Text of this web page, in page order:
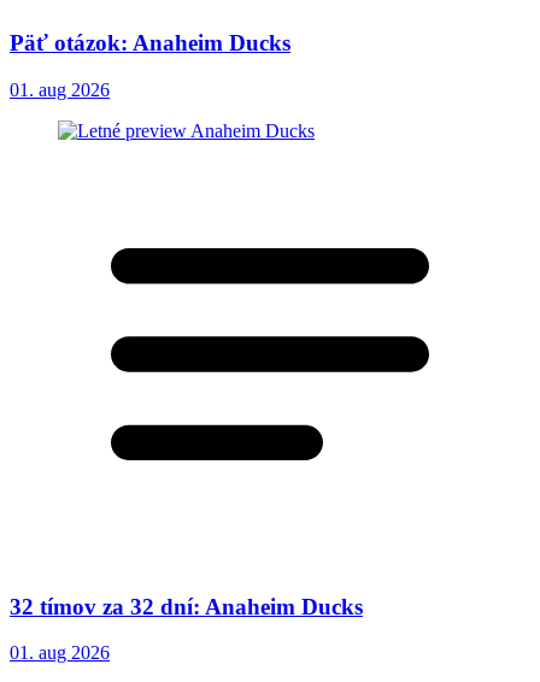
Päť otázok: Anaheim Ducks
01. aug 2026
32 tímov za 32 dní: Anaheim Ducks
01. aug 2026